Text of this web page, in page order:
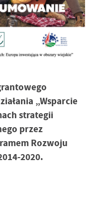
„Wsparcie
strategii
przez
Rozwoju
2020.